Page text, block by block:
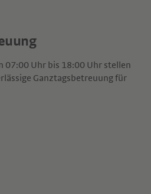
07:00 Uhr bis 18:00 Uhr stellen
Ganztagsbetreuung für